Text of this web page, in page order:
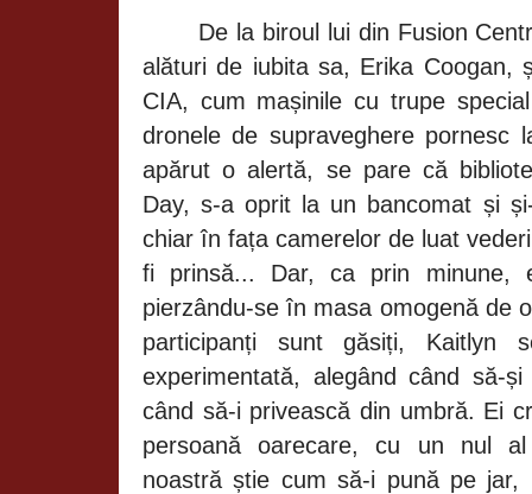
De la biroul lui din Fusion
alături de iubita sa, Erika Coogan,
CIA, cum mașinile cu trupe
dronele de supraveghere pornesc
apărut o alertă, se pare că
Day, s-a oprit la un bancomat și
chiar în fața camerelor de luat
fi prinsă... Dar, ca prin minune,
pierzându-se în masa omogenă de
participanți sunt găsiți, Kaitlyn
experimentată, alegând când să-
când să-i privească din umbră. Ei
persoană oarecare, cu un nul
noastră știe cum să-i pună pe